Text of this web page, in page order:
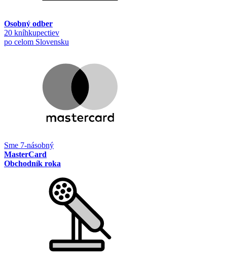
Osobný odber
20 kníhkupectiev
po celom Slovensku
Sme 7-násobný
MasterCard
Obchodník roka